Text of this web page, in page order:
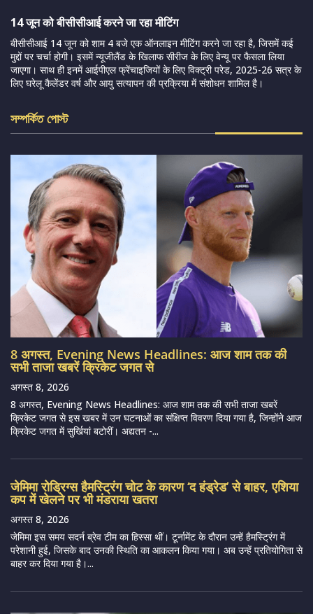
14 जून को बीसीसीआई करने जा रहा मीटिंग
बीसीसीआई 14 जून को शाम 4 बजे एक ऑनलाइन मीटिंग करने जा रहा है, जिसमें कई
मुद्दों पर चर्चा होगी। इसमें न्यूजीलैंड के खिलाफ सीरीज के लिए वेन्यू पर फैसला लिया
जाएगा। साथ ही इनमें आईपीएल फ्रेंचाइजियों के लिए विक्ट्री परेड, 2025-26 सत्र के
लिए घरेलू कैलेंडर वर्ष और आयु सत्यापन की प्रक्रिया में संशोधन शामिल है।
সম্পর্কিত পোস্ট
8 अगस्त, Evening News Headlines: आज शाम तक की
सभी ताजा खबरें क्रिकेट जगत से
अगस्त 8, 2026
8 अगस्त, Evening News Headlines: आज शाम तक की सभी ताजा खबरें
क्रिकेट जगत से इस खबर में उन घटनाओं का संक्षिप्त विवरण दिया गया है, जिन्होंने आज
क्रिकेट जगत में सुर्खियां बटोरीं। अद्यतन -...
जेमिमा रोड्रिग्स हैमस्ट्रिंग चोट के कारण ‘द हंड्रेड’ से बाहर, एशिया
कप में खेलने पर भी मंडराया खतरा
अगस्त 8, 2026
जेमिमा इस समय सदर्न ब्रेव टीम का हिस्सा थीं। टूर्नामेंट के दौरान उन्हें हैमस्ट्रिंग में
परेशानी हुई, जिसके बाद उनकी स्थिति का आकलन किया गया। अब उन्हें प्रतियोगिता से
बाहर कर दिया गया है।...